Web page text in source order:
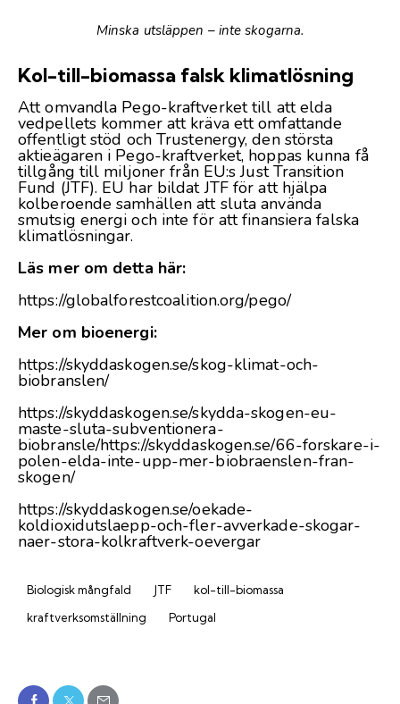
Minska utsläppen – inte skogarna.
Kol-till-biomassa falsk klimatlösning
Att omvandla Pego-kraftverket till att elda
vedpellets kommer att kräva ett omfattande
offentligt stöd och Trustenergy, den största
aktieägaren i Pego-kraftverket, hoppas kunna få
tillgång till miljoner från EU:s Just Transition
Fund (JTF). EU har bildat JTF för att hjälpa
kolberoende samhällen att sluta använda
smutsig energi och inte för att finansiera falska
klimatlösningar.
Läs mer om detta här:
https://globalforestcoalition.org/pego/
Mer om bioenergi:
https://skyddaskogen.se/skog-klimat-och-
biobranslen/
https://skyddaskogen.se/skydda-skogen-eu-
maste-sluta-subventionera-
biobransle/https://skyddaskogen.se/66-forskare-i-
polen-elda-inte-upp-mer-biobraenslen-fran-
skogen/
https://skyddaskogen.se/oekade-
koldioxidutslaepp-och-fler-avverkade-skogar-
naer-stora-kolkraftverk-oevergar
Biologisk mångfald JTF
kol-till-biomassa
kraftverksomställning
Portugal